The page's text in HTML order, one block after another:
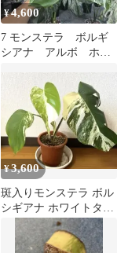
¥4,600
7 モンステラ ボルギ
シアナ アルボ ホワ
¥3,600
斑入りモンステラ ボル
シギアナ ホワイトタイ
ガー 苗